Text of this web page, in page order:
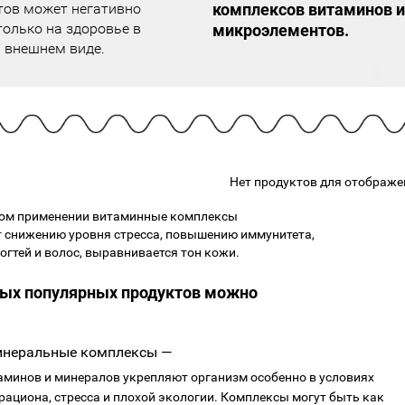
ДЛЯ ГУБ
Тинты
Универсальные кисти
наличии!
подарочные наборы
может негативно
на здоровье в
внешнем виде.
комплексов витаминов и
микроэлементов.
Нет продуктов для
применении витаминные комплексы
снижению уровня стресса, повышению иммунитета,
и волос, выравнивается тон кожи.
популярных продуктов можно
комплексы —
и минералов укрепляют организм особенно в условиях
стресса и плохой экологии. Комплексы могут быть как